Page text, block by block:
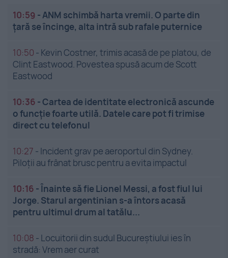
10:59 -ANM schimbă harta vremii. O parte din
țară se încinge, alta intră sub rafale puternice
10:50 - Kevin Costner, trimis acasă de pe platou, de
Clint Eastwood. Povestea spusă acum de Scott
Eastwood
10:36 -Cartea de identitate electronică ascunde
o funcție foarte utilă. Datele care pot fi trimise
direct cu telefonul
10:27 - Incident grav pe aeroportul din Sydney.
Piloții au frânat brusc pentru a evita impactul
10:16 -Înainte să fie Lionel Messi, a fost fiul lui
Jorge. Starul argentinian s-a întors acasă
pentru ultimul drum al tatălu...
10:08 - Locuitorii din sudul Bucureștiului ies în
stradă: Vrem aer curat